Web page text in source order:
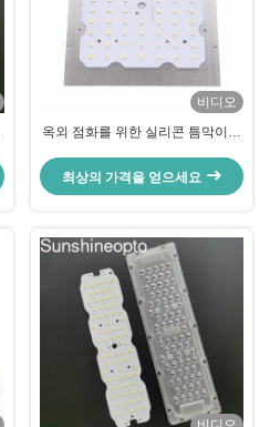
비디오
옥외 점화를 위한 실리콘 틈막이를
빛 개조 장비 50w 150lm/W
최상의 가격을 얻으세요